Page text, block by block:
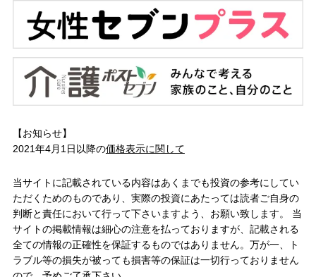
【お知らせ】
2021年4月1日以降の価格表示に関して
当サイトに記載されている内容はあくまでも投資の参考にしてい
ただくためのものであり、実際の投資にあたっては読者ご自身の
判断と責任において行って下さいますよう、お願い致します。 当
サイトの掲載情報は細心の注意を払っておりますが、記載される
全ての情報の正確性を保証するものではありません。万が一、ト
ラブル等の損失が被っても損害等の保証は一切行っておりません